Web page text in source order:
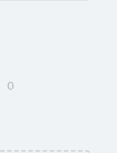
0